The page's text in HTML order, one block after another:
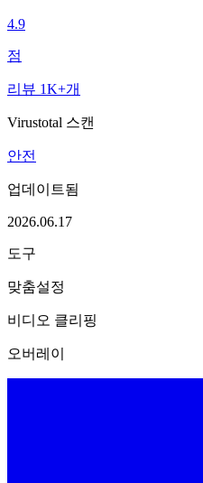
4.9
점
리뷰 1K+개
Virustotal 스캔
안전
업데이트됨
2026.06.17
도구
맞춤설정
비디오 클리핑
오버레이